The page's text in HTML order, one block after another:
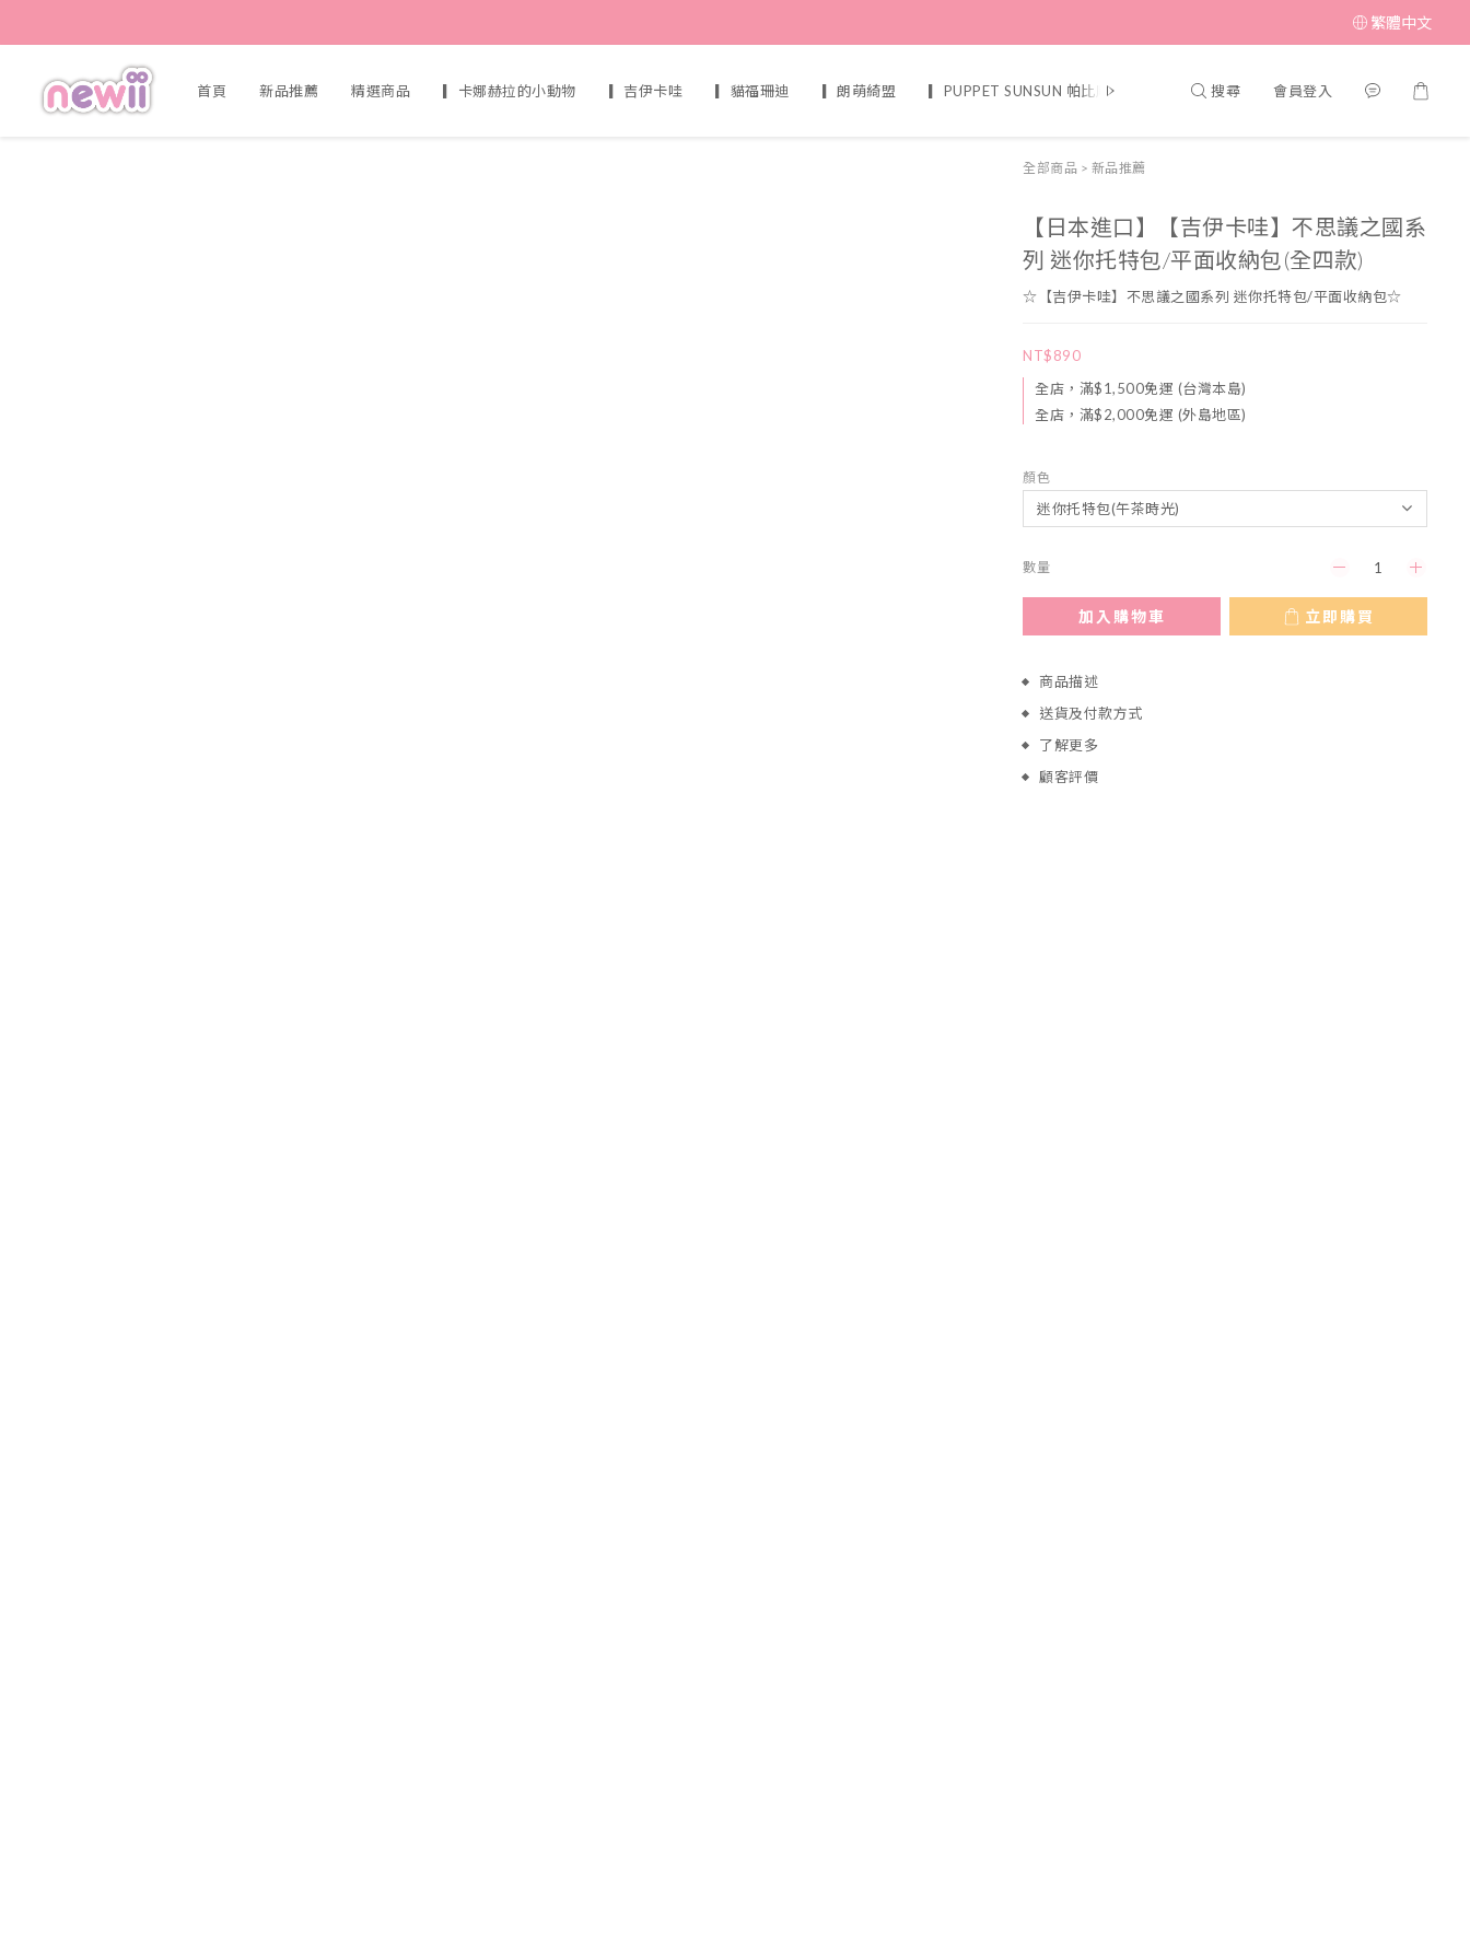
繁體中文
首頁 新品推薦 精選商品 ▎卡娜赫拉的小動物 ▎吉伊卡哇 ▎貓福珊迪 ▎朗萌綺盟 ▎PUPPET SUNSUN 帕比順順 ▎MUFFIN CORNER 瑪芬角落
搜尋 會員登入
全部商品 > 新品推薦
【日本進口】【吉伊卡哇】不思議之國系
列 迷你托特包/平面收納包(全四款)
☆【吉伊卡哇】不思議之國系列 迷你托特包/平面收納包☆
NT$890
全店，滿$1,500免運 (台灣本島)
全店，滿$2,000免運 (外島地區)
顏色
數量
加入購物車 立即購買
商品描述
送貨及付款方式
了解更多
顧客評價